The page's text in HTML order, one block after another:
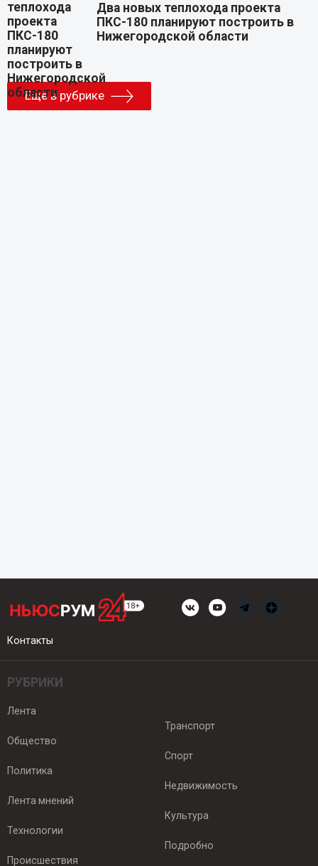
Два новых теплохода проекта
ПКС-180 планируют построить в
Нижегородской области
Еще в рубрике
Контакты
РУБРИКИ
Лента
Общество
Политика
Лента мнений
Технологии
Происшествия
Транспорт
Спорт
Недвижимость
Культура
Подробно